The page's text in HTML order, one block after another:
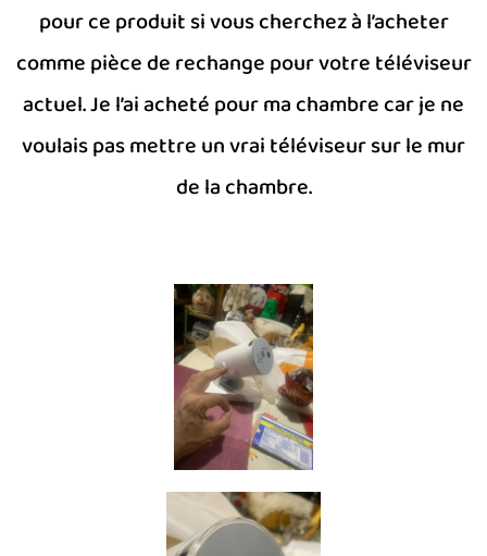
pour ce produit si vous cherchez à l’acheter
comme pièce de rechange pour votre téléviseur
actuel. Je l’ai acheté pour ma chambre car je ne
voulais pas mettre un vrai téléviseur sur le mur
de la chambre.